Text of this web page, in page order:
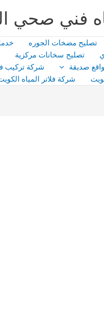
فني صحي
تصليح مضخات الجوره
تصليح سخانات مركزية
صديقة شركة تركيب
شركة فلاتر المياه